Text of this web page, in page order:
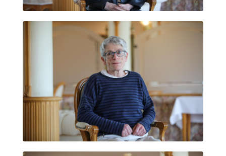
MARÍA ALONSO SEISDEDOS